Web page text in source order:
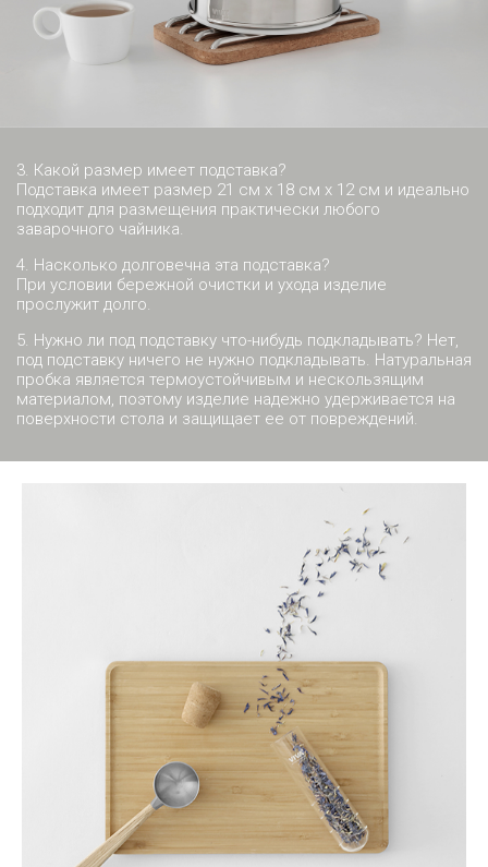
3. Какой размер имеет подставка?
Подставка имеет размер 21 см x 18 см x 12 см и идеально
подходит для размещения практически любого
заварочного чайника.
4. Насколько долговечна эта подставка?
При условии бережной очистки и ухода изделие
прослужит долго.
5. Нужно ли под подставку что-нибудь подкладывать? Нет,
под подставку ничего не нужно подкладывать. Натуральная
пробка является термоустойчивым и нескользящим
материалом, поэтому изделие надежно удерживается на
поверхности стола и защищает ее от повреждений.